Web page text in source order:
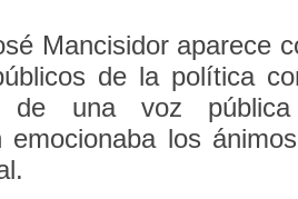
Mancisidor aparece
de la política
de una voz
emocionaba los